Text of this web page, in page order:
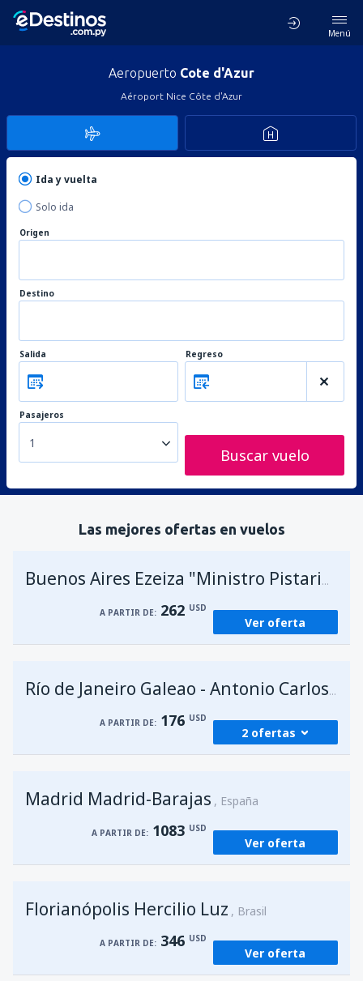
Menú
Aeropuerto Cote d'Azur
Aéroport Nice Côte d'Azur
Ida y vuelta
Solo ida
Origen
Destino
Salida Regreso
Pasajeros
1
Buscar vuelo
Las mejores ofertas en vuelos
Buenos Aires Ezeiza "Ministro Pistarini"
A PARTIR DE: 262 USD
Ver oferta
Río de Janeiro Galeao - Antonio Carlos Jobim
A PARTIR DE: 176 USD
2 ofertas
A PARTIR DE: 227USD
Asunción, Silvio Pettirossi (ASU)
A PARTIR DE: 176USD
Madrid Madrid-Barajas España
A PARTIR DE: 1083 USD
Ver oferta
Florianópolis Hercilio Luz Brasil
A PARTIR DE: 346 USD
Ver oferta